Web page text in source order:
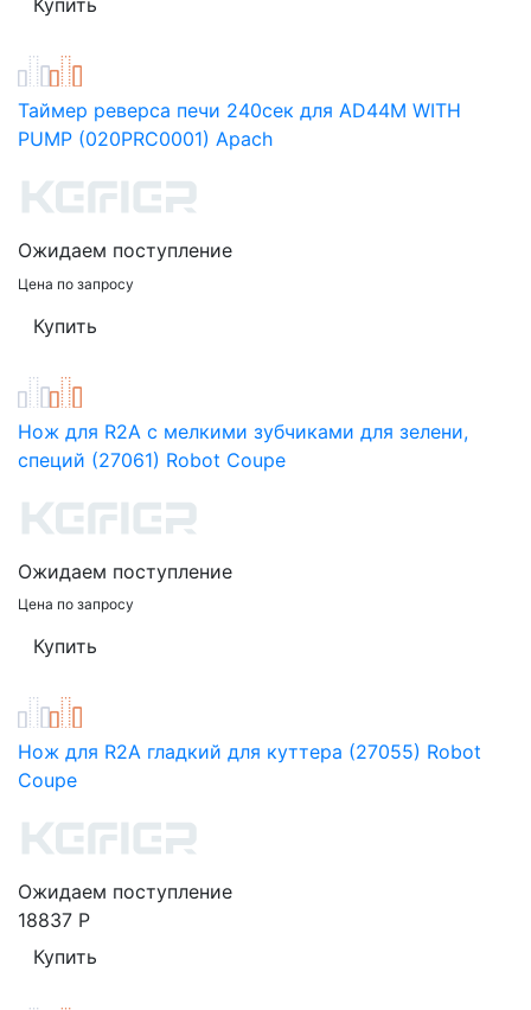
Таймер реверса печи 240сек для AD44M WITH
PUMP (020PRC0001) Apach
Ожидаем поступление
Цена по запросу
Нож для R2A с мелкими зубчиками для зелени,
специй (27061) Robot Coupe
Ожидаем поступление
Цена по запросу
Нож для R2A гладкий для куттера (27055) Robot
Coupe
Ожидаем поступление
18837 Р